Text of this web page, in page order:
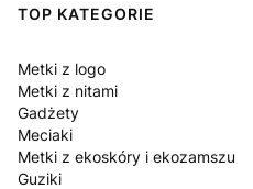
Linki w stopce
TOP KATEGORIE
Metki z logo
Metki z nitami
Gadżety
Meciaki
Metki z ekoskóry i ekozamszu
Guziki